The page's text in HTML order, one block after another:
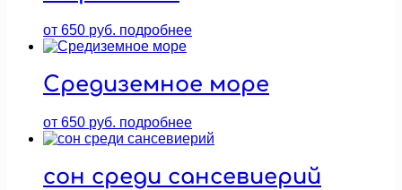
от 650 руб. подробнее
Средиземное море
от 650 руб. подробнее
сон среди сансевиерий